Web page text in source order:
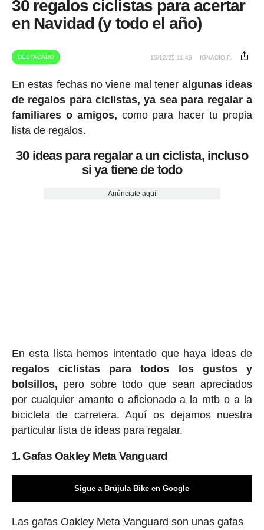
30 regalos ciclistas para acertar
en Navidad (y todo el año)
DESTACADO 15/12/25 11:43 IGNACIO P.
En estas fechas no viene mal tener algunas ideas
de regalos para ciclistas, ya sea para regalar a
familiares o amigos, como para hacer tu propia
lista de regalos.
30 ideas para regalar a un ciclista, incluso
si ya tiene de todo
Anúnciate aquí
En esta lista hemos intentado que haya ideas de
regalos ciclistas para todos los gustos y
bolsillos, pero sobre todo que sean apreciados
por cualquier amante o aficionado a la mtb o a la
bicicleta de carretera. Aquí os dejamos nuestra
particular lista de ideas para regalar.
1. Gafas Oakley Meta Vanguard
Sigue a Brújula Bike en Google
Las gafas Oakley Meta Vanguard son unas gafas